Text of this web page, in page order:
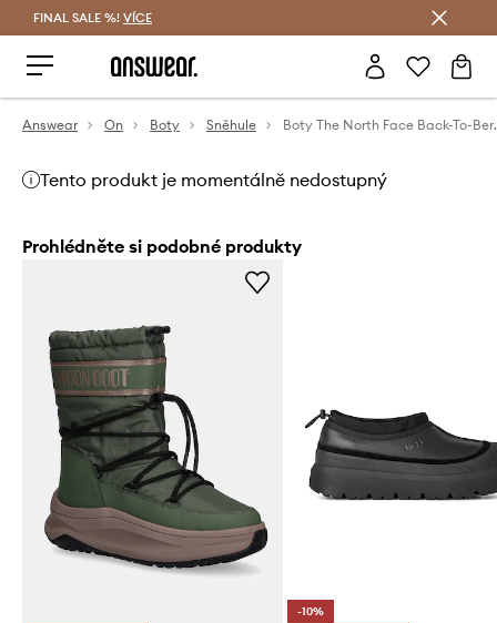
FINAL SALE %! VÍCE
Answear On Boty Sněhule Boty The
Tento produkt je momentálně nedostupný
Prohlédněte si podobné produkty
-10%